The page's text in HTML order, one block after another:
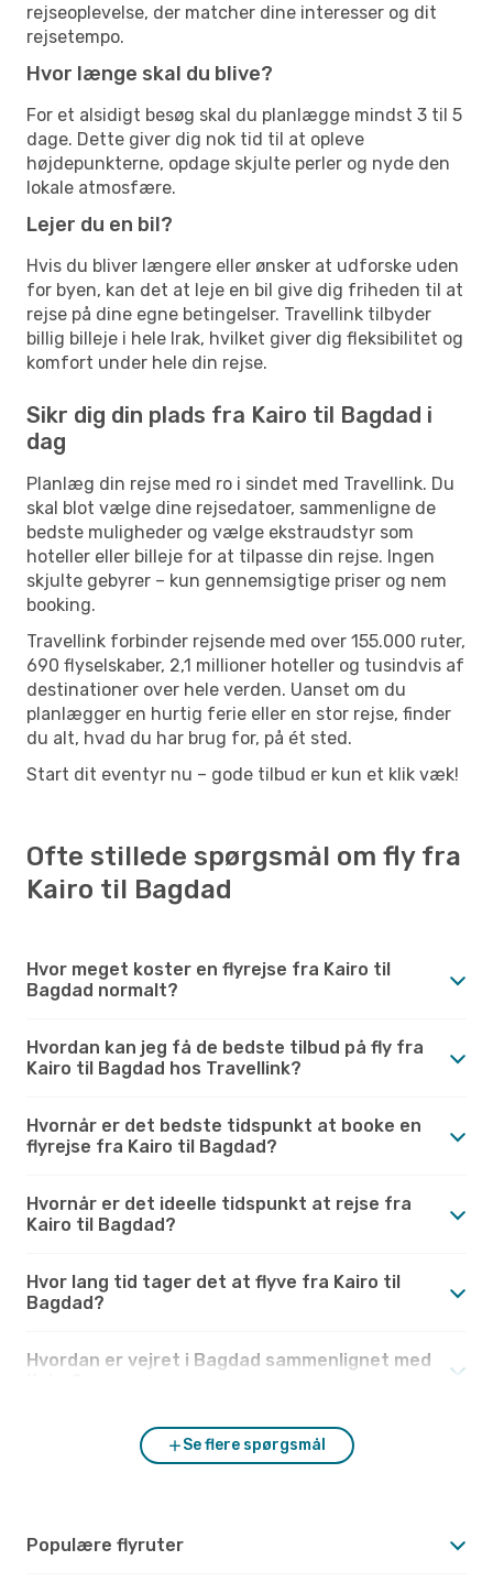
rejseoplevelse, der matcher dine interesser og dit
rejsetempo.
Hvor længe skal du blive?
For et alsidigt besøg skal du planlægge mindst 3 til 5
dage. Dette giver dig nok tid til at opleve
højdepunkterne, opdage skjulte perler og nyde den
lokale atmosfære.
Lejer du en bil?
Hvis du bliver længere eller ønsker at udforske uden
for byen, kan det at leje en bil give dig friheden til at
rejse på dine egne betingelser. Travellink tilbyder
billig billeje i hele Irak, hvilket giver dig fleksibilitet og
komfort under hele din rejse.
Sikr dig din plads fra Kairo til Bagdad i
dag
Planlæg din rejse med ro i sindet med Travellink. Du
skal blot vælge dine rejsedatoer, sammenligne de
bedste muligheder og vælge ekstraudstyr som
hoteller eller billeje for at tilpasse din rejse. Ingen
skjulte gebyrer – kun gennemsigtige priser og nem
booking.
Travellink forbinder rejsende med over 155.000 ruter,
690 flyselskaber, 2,1 millioner hoteller og tusindvis af
destinationer over hele verden. Uanset om du
planlægger en hurtig ferie eller en stor rejse, finder
du alt, hvad du har brug for, på ét sted.
Start dit eventyr nu – gode tilbud er kun et klik væk!
Ofte stillede spørgsmål om fly fra
Kairo til Bagdad
Hvor meget koster en flyrejse fra Kairo til
Bagdad normalt?
Hvordan kan jeg få de bedste tilbud på fly fra
Kairo til Bagdad hos Travellink?
Hvornår er det bedste tidspunkt at booke en
flyrejse fra Kairo til Bagdad?
Hvornår er det ideelle tidspunkt at rejse fra
Kairo til Bagdad?
Hvor lang tid tager det at flyve fra Kairo til
Bagdad?
Hvordan er vejret i Bagdad sammenlignet med
Se flere spørgsmål
Populære flyruter